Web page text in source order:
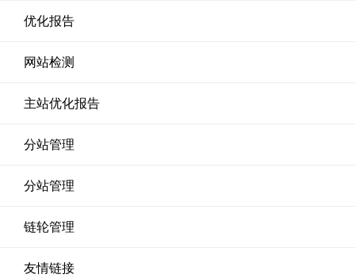
优化报告
网站检测
主站优化报告
分站管理
分站管理
链轮管理
友情链接